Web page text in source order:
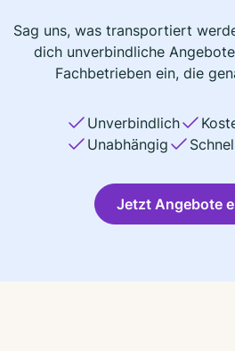
Sag uns, was transportiert
dich unverbindliche
Fachbetrieben ein, die
Unverbindlich
Unabhängig
Jetzt Angebote